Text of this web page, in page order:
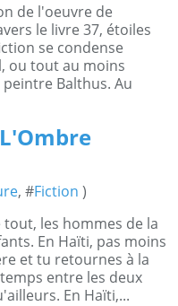
de l'oeuvre de
le livre 37, étoiles
se condense
ou tout au moins
Balthus. Au
, #Fiction )
les hommes de la
En Haïti, pas moins
et tu retournes à la
entre les deux
En Haïti,...